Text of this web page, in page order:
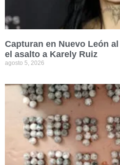
Capturan en Nuevo León
el asalto a Karely Ruiz
agosto 5, 2026